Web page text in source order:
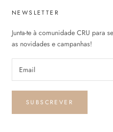
NEWSLETTER
Junta-te à comunidade CRU para
as novidades e campanhas!
SUBSCREVER